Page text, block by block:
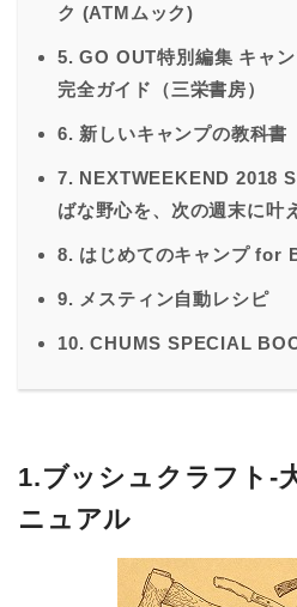
ク (ATMムック)
5. GO OUT特別編集 キャ
完全ガイド（三栄書房）
6. 新しいキャンプの教科
7. NEXTWEEKEND 2018
ばな野心を、次の週末に叶
8. はじめてのキャンプ for
9. メスティン自動レシピ
10. CHUMS SPECIAL
1.ブッシュクラフト-
ニュアル